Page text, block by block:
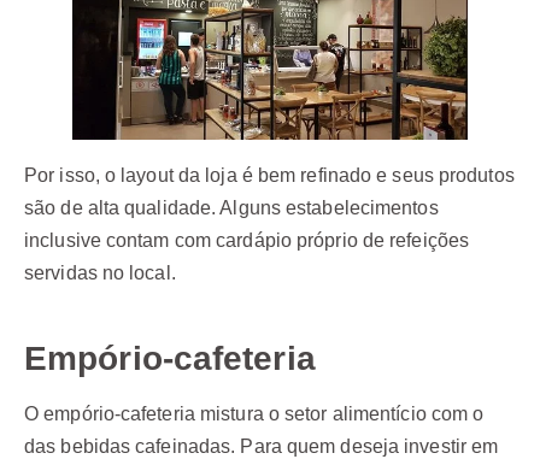
Por isso, o layout da loja é bem refinado e seus produtos
são de alta qualidade. Alguns estabelecimentos
inclusive contam com cardápio próprio de refeições
servidas no local.
Empório-cafeteria
O empório-cafeteria mistura o setor alimentício com o
das bebidas cafeinadas. Para quem deseja investir em